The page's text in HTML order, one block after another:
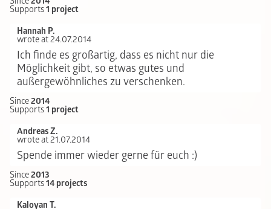
Supports1 project
Hannah P.
wrote at 24.07.2014
Ich finde es großartig, dass es nicht nur die
Möglichkeit gibt, so etwas gutes und
außergewöhnliches zu verschenken.
Since2014
Supports1 project
Andreas Z.
wrote at 21.07.2014
Spende immer wieder gerne für euch :)
Since2013
Supports14 projects
Kaloyan T.